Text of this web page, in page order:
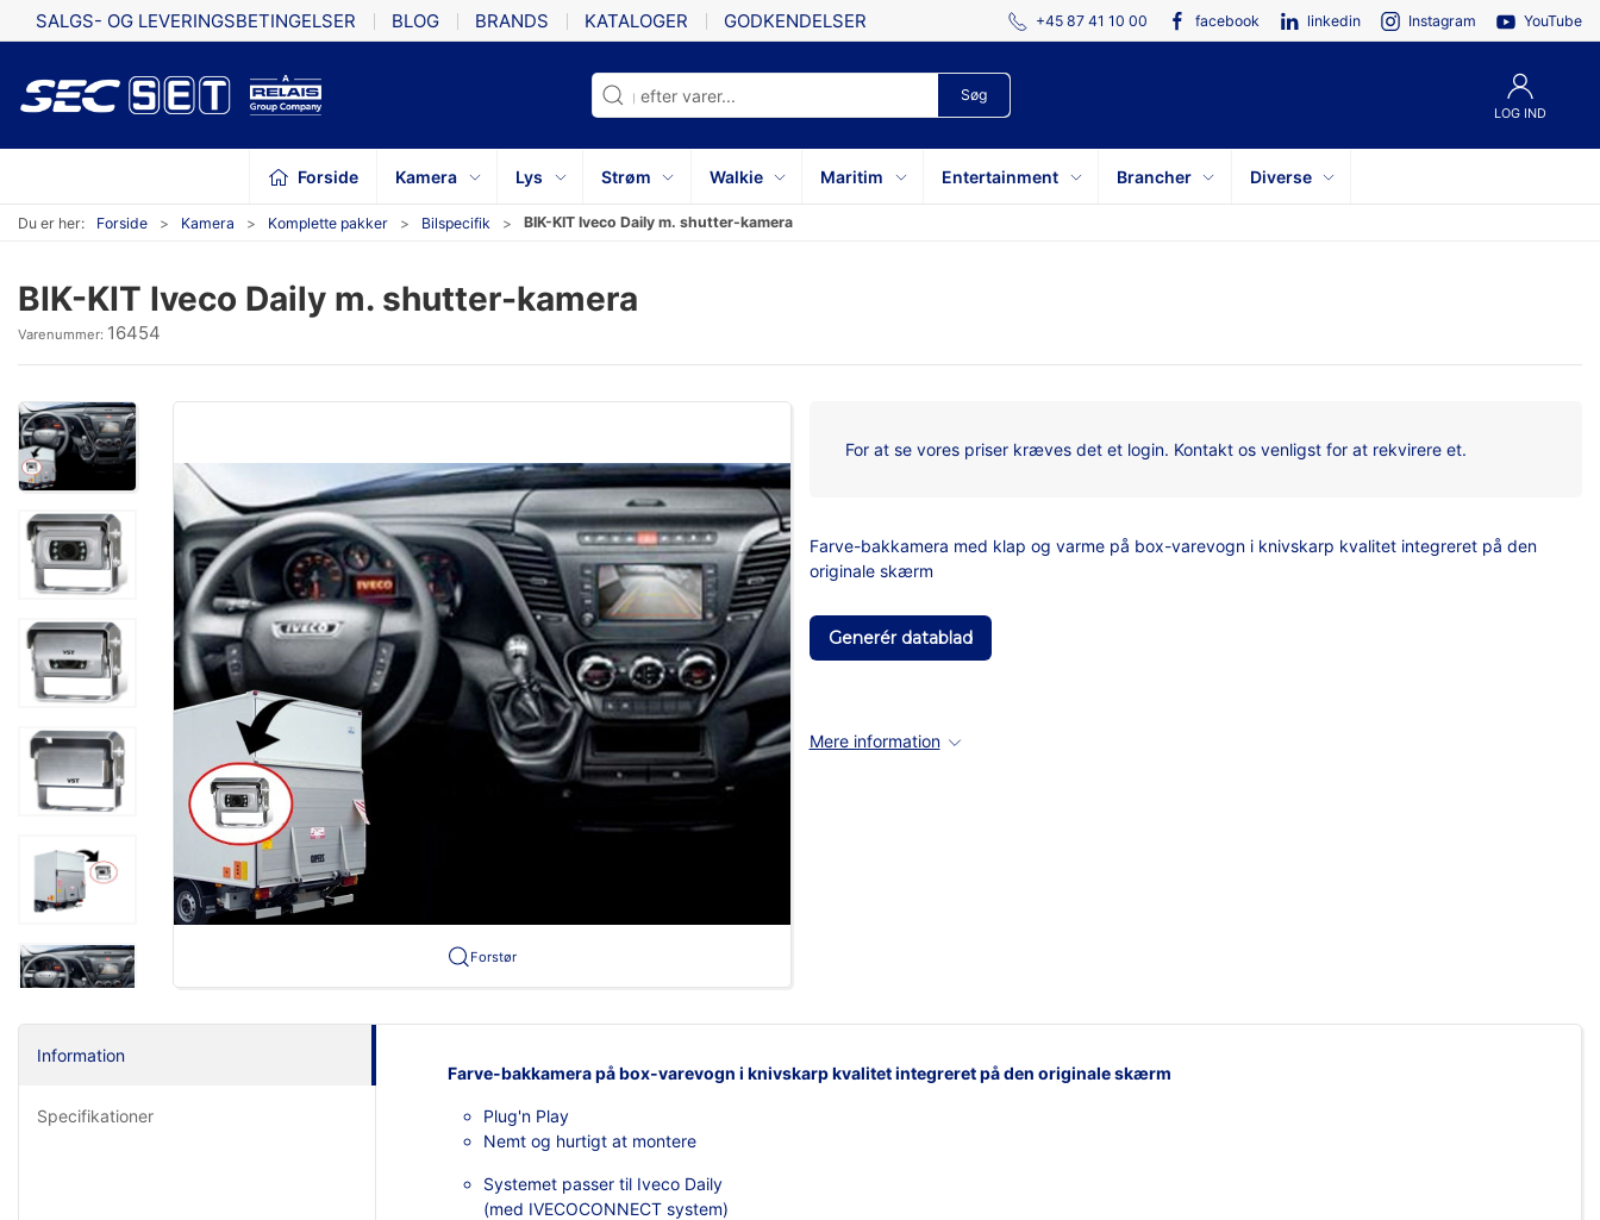
SALGS- OG LEVERINGSBETINGELSER BLOG BRANDS KATALOGER GODKENDELSER +45 87 41 10 00 facebook linkedin Instagram YouTube
Søg
LOG IND
Forside Kamera Lys Strøm Walkie Maritim Entertainment Brancher Diverse
Du er her: Forside Kamera Komplette pakker Bilspecifik BIK-KIT Iveco Daily m. shutter-kamera
BIK-KIT Iveco Daily m. shutter-kamera
Varenummer: 16454
Forstør
For at se vores priser kræves det et login. Kontakt os venligst for at rekvirere et.
Farve-bakkamera med klap og varme på box-varevogn i knivskarp kvalitet integreret på den
originale skærm
Generér datablad
Mere information
Information
Specifikationer
Farve-bakkamera på box-varevogn i knivskarp kvalitet integreret på den originale skærm
Plug'n Play
Nemt og hurtigt at montere
Systemet passer til Iveco Daily
(med IVECOCONNECT system)